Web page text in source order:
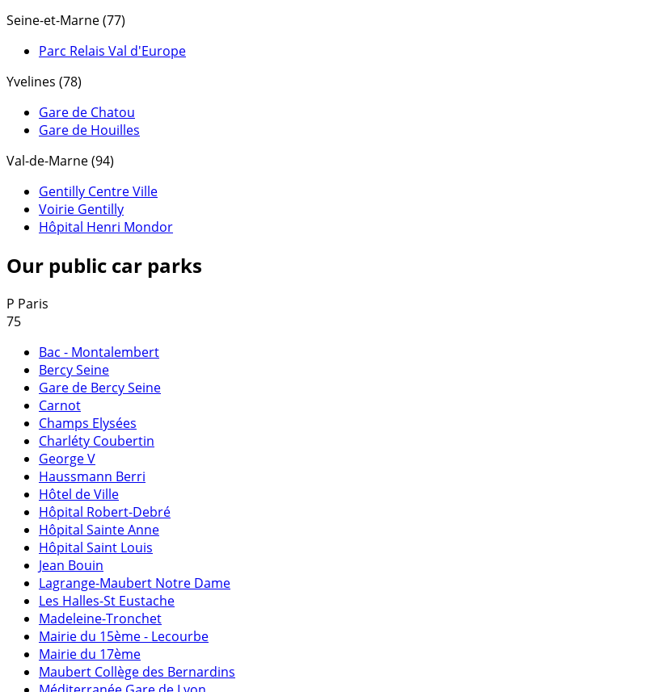
Seine-et-Marne (77)
Parc Relais Val d'Europe
Yvelines (78)
Gare de Chatou
Gare de Houilles
Val-de-Marne (94)
Gentilly Centre Ville
Voirie Gentilly
Hôpital Henri Mondor
Our public car parks
P Paris
75
Bac - Montalembert
Bercy Seine
Gare de Bercy Seine
Carnot
Champs Elysées
Charléty Coubertin
George V
Haussmann Berri
Hôtel de Ville
Hôpital Robert-Debré
Hôpital Sainte Anne
Hôpital Saint Louis
Jean Bouin
Lagrange-Maubert Notre Dame
Les Halles-St Eustache
Madeleine-Tronchet
Mairie du 15ème - Lecourbe
Mairie du 17ème
Maubert Collège des Bernardins